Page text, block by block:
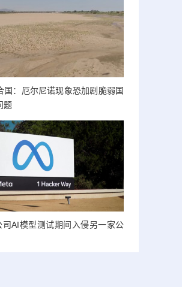
国：厄尔尼诺现象恐加剧脆弱国
题
司AI模型测试期间入侵另一家公